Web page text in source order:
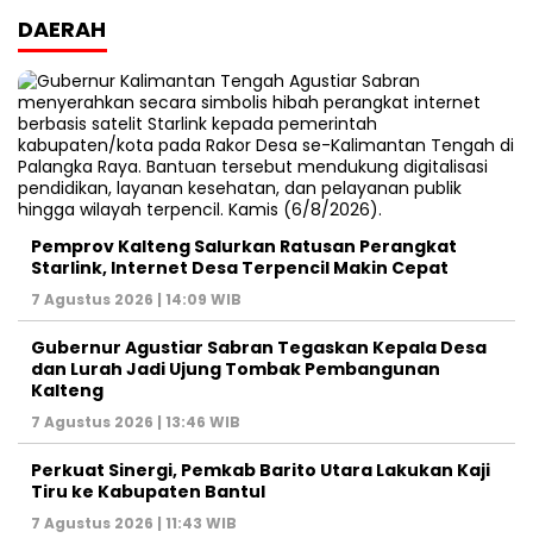
DAERAH
Pemprov Kalteng Salurkan Ratusan Perangkat
Starlink, Internet Desa Terpencil Makin Cepat
7 Agustus 2026 | 14:09 WIB
Gubernur Agustiar Sabran Tegaskan Kepala Desa
dan Lurah Jadi Ujung Tombak Pembangunan
Kalteng
7 Agustus 2026 | 13:46 WIB
Perkuat Sinergi, Pemkab Barito Utara Lakukan Kaji
Tiru ke Kabupaten Bantul
7 Agustus 2026 | 11:43 WIB